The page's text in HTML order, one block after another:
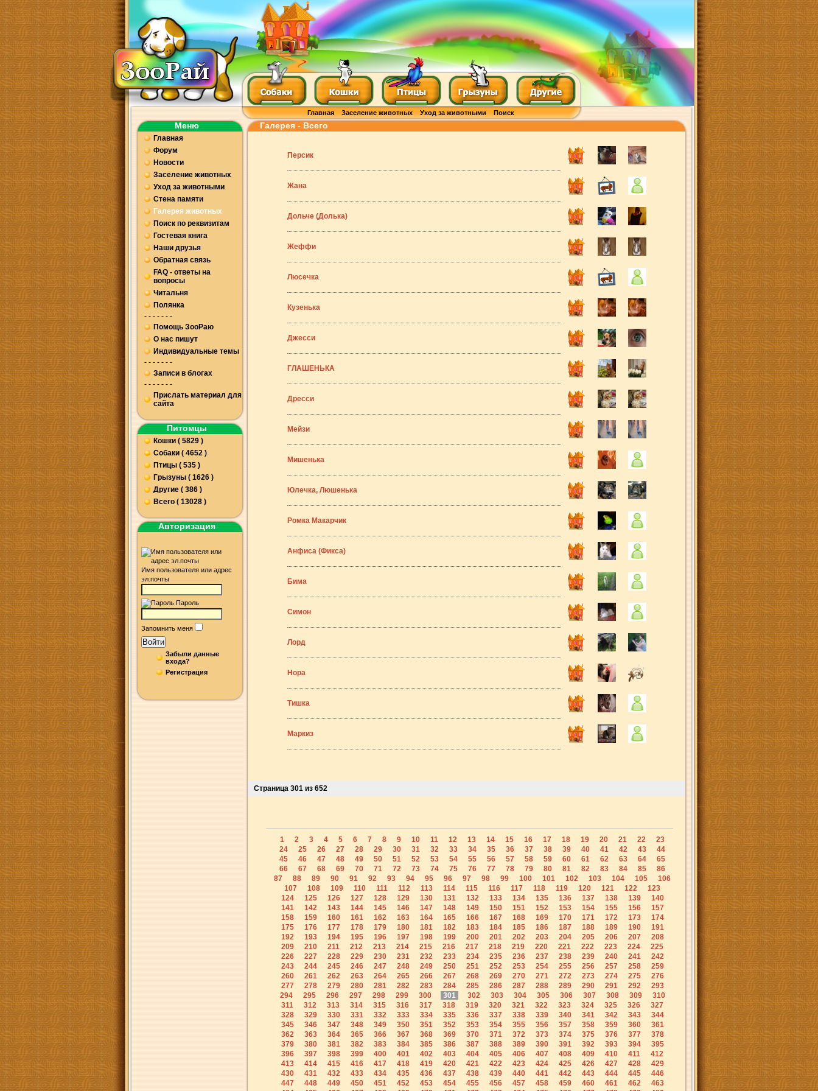
Главная Заселение животных Уход за животными Поиск
Меню
Главная
Форум
Новости
Заселение животных
Уход за животными
Стена памяти
Галерея животных
Поиск по реквизитам
Гостевая книга
Наши друзья
Обратная связь
FAQ - ответы на
вопросы
Читальня
Полянка
- - - - - - -
Помощь ЗооРаю
О нас пишут
Индивидуальные темы
- - - - - - -
Записи в блогах
- - - - - - -
Прислать материал для
сайта
Питомцы
Кошки ( 5829 )
Собаки ( 4652 )
Птицы ( 535 )
Грызуны ( 1626 )
Другие ( 386 )
Всего ( 13028 )
Авторизация
Имя пользователя или адрес
эл.почты
Пароль
Запомнить меня
Войти
Забыли данные
входа?
Регистрация
Галерея - Всего
Персик
Жана
Дольче (Долька)
Жеффи
Люсечка
Кузенька
Джесси
ГЛАШЕНЬКА
Дресси
Мейзи
Мишенька
Юлечка, Люшенька
Ромка Макарчик
Анфиса (Фикса)
Бима
Симон
Лорд
Нора
Тишка
Маркиз
Страница 301 из 652
1 2 3 4 5 6 7 8 9 10 11 12 13 14 15 16 17 18 19 20 21 22
23
24
25 26 27 28 29 30 31 32 33 34 35 36 37 38 39 40 41 42 43
44
45
46 47 48 49 50 51 52 53 54 55 56 57 58 59 60 61 62 63 64
65
66
67 68 69 70 71 72 73 74 75 76 77 78 79 80 81 82 83 84 85
86
87
88 89 90 91 92 93 94 95 96 97 98 99 100 101 102 103 104 105
106
107
108 109 110 111 112 113 114 115 116 117 118 119 120 121 122
123
124
125 126 127 128 129 130 131 132 133 134 135 136 137 138 139
140
141
142 143 144 145 146 147 148 149 150 151 152 153 154 155 156
157
158
159 160 161 162 163 164 165 166 167 168 169 170 171 172 173
174
175
176 177 178 179 180 181 182 183 184 185 186 187 188 189 190
191
192
193 194 195 196 197 198 199 200 201 202 203 204 205 206 207
208
209
210 211 212 213 214 215 216 217 218 219 220 221 222 223 224
225
226
227 228 229 230 231 232 233 234 235 236 237 238 239 240 241
242
243
244 245 246 247 248 249 250 251 252 253 254 255 256 257 258
259
260
261 262 263 264 265 266 267 268 269 270 271 272 273 274 275
276
277
278 279 280 281 282 283 284 285 286 287 288 289 290 291 292
293
294
295 296 297 298 299 300 301 302 303 304 305 306 307 308 309
310
311
312 313 314 315 316 317 318 319 320 321 322 323 324 325 326
327
328
329 330 331 332 333 334 335 336 337 338 339 340 341 342 343
344
345
346 347 348 349 350 351 352 353 354 355 356 357 358 359 360
361
362
363 364 365 366 367 368 369 370 371 372 373 374 375 376 377
378
379
380 381 382 383 384 385 386 387 388 389 390 391 392 393 394
395
396
397 398 399 400 401 402 403 404 405 406 407 408 409 410 411
412
413
414 415 416 417 418 419 420 421 422 423 424 425 426 427 428
429
430
431 432 433 434 435 436 437 438 439 440 441 442 443 444 445
446
447
448 449 450 451 452 453 454 455 456 457 458 459 460 461 462
463